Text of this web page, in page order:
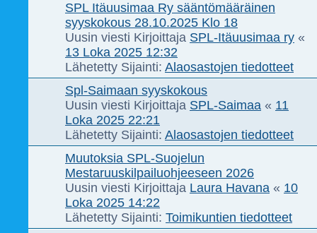
SPL Itäuusimaa Ry sääntömääräinen
syyskokous 28.10.2025 Klo 18
Uusin viesti Kirjoittaja SPL-Itäuusimaa ry «
13 Loka 2025 12:32
Lähetetty Sijainti: Alaosastojen tiedotteet
Spl-Saimaan syyskokous
Uusin viesti Kirjoittaja SPL-Saimaa « 11
Loka 2025 22:21
Lähetetty Sijainti: Alaosastojen tiedotteet
Muutoksia SPL-Suojelun
Mestaruuskilpailuohjeeseen 2026
Uusin viesti Kirjoittaja Laura Havana « 10
Loka 2025 14:22
Lähetetty Sijainti: Toimikuntien tiedotteet